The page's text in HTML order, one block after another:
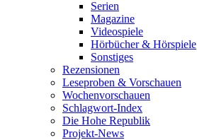
Serien
Magazine
Videospiele
Hörbücher & Hörspiele
Sonstiges
Rezensionen
Leseproben & Vorschauen
Wochenvorschauen
Schlagwort-Index
Die Hohe Republik
Projekt-News